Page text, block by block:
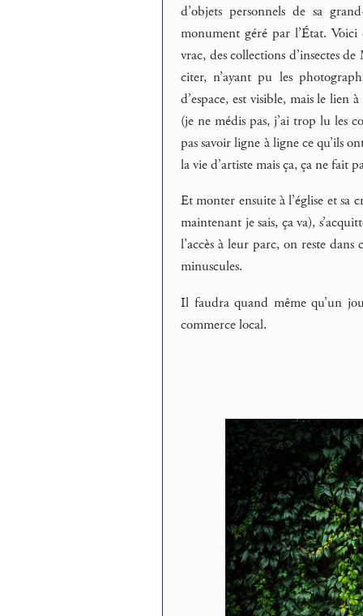
d’objets personnels de sa
monument géré par l’État.
vrac, des collections d’insectes
citer, n’ayant pu les
d’espace, est visible, mais le
(je ne médis pas, j’ai trop lu les
pas savoir ligne à ligne ce qu’ils
la vie d’artiste mais ça, ça ne fait
Et monter ensuite à l’église et sa
maintenant je sais, ça va),
l’accès à leur parc, on reste
minuscules.
Il faudra quand même qu’un
commerce local.